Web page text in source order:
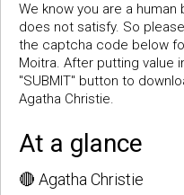
We know you are a
does not satisfy. So
the captcha code below
Moitra. After putting value
"SUBMIT" button to
Agatha Christie.
At a glance
🔴 Agatha Christie